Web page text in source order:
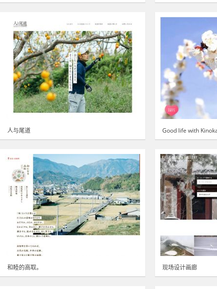
人与尾道 Good life with
和睦的高取。 现场设计画廊